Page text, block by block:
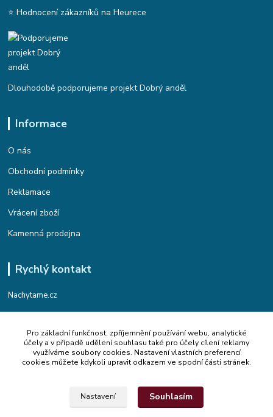
⭐ Hodnocení zákazníků na Heurece
Dlouhodobě podporujeme projekt Dobrý anděl
Informace
O nás
Obchodní podmínky
Reklamace
Vrácení zboží
Kamenná prodejna
Rychlý kontakt
Nachytame.cz
Telefon : +420 774 912 435
(Po-Pá, 9:00-17:00 hod.)
Email : info@nachytame.cz
Pro základní funkčnost, zpříjemnění používání webu, analytické
účely a v případě udělení souhlasu také pro účely cílení reklamy
využíváme soubory cookies. Nastavení vlastních preferencí
cookies můžete kdykoli upravit odkazem ve spodní části stránek.
Nastavení Souhlasím